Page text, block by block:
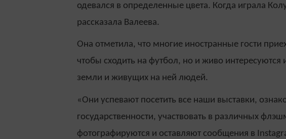
одевался в определенные цвета. Когда играла
рассказала Валеева.
Она отметила, что многие иностранные гости
чтобы сходить на футбол, но и живо интересуются
земли и живущих на ней людей.
«Они успевают посетить все наши выставки,
государственности, участвовать в различных
фотографируются и оставляют сообщения в